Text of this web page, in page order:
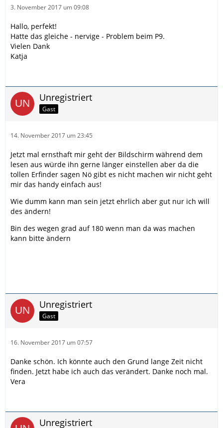
3. November 2017 um 09:08
Hallo, perfekt!
Hatte das gleiche - nervige - Problem beim P9.
Vielen Dank
Katja
Unregistriert
Gast
14. November 2017 um 23:45
Jetzt mal ernsthaft mir geht der Bildschirm während dem
lesen aus würde ihn gerne länger einstellen aber da die
tollen Erfinder sagen Nö gibt es nicht machen wir nicht geht
mir das handy einfach aus!
Wie dumm kann man sein jetzt ehrlich aber gut nur ich will
des ändern!
Bin des wegen grad auf 180 wenn man da was machen
kann bitte ändern
Unregistriert
Gast
16. November 2017 um 07:57
Danke schön. Ich könnte auch den Grund lange Zeit nicht
finden. Jetzt habe ich auch das verändert. Danke noch mal.
Vera
Unregistriert